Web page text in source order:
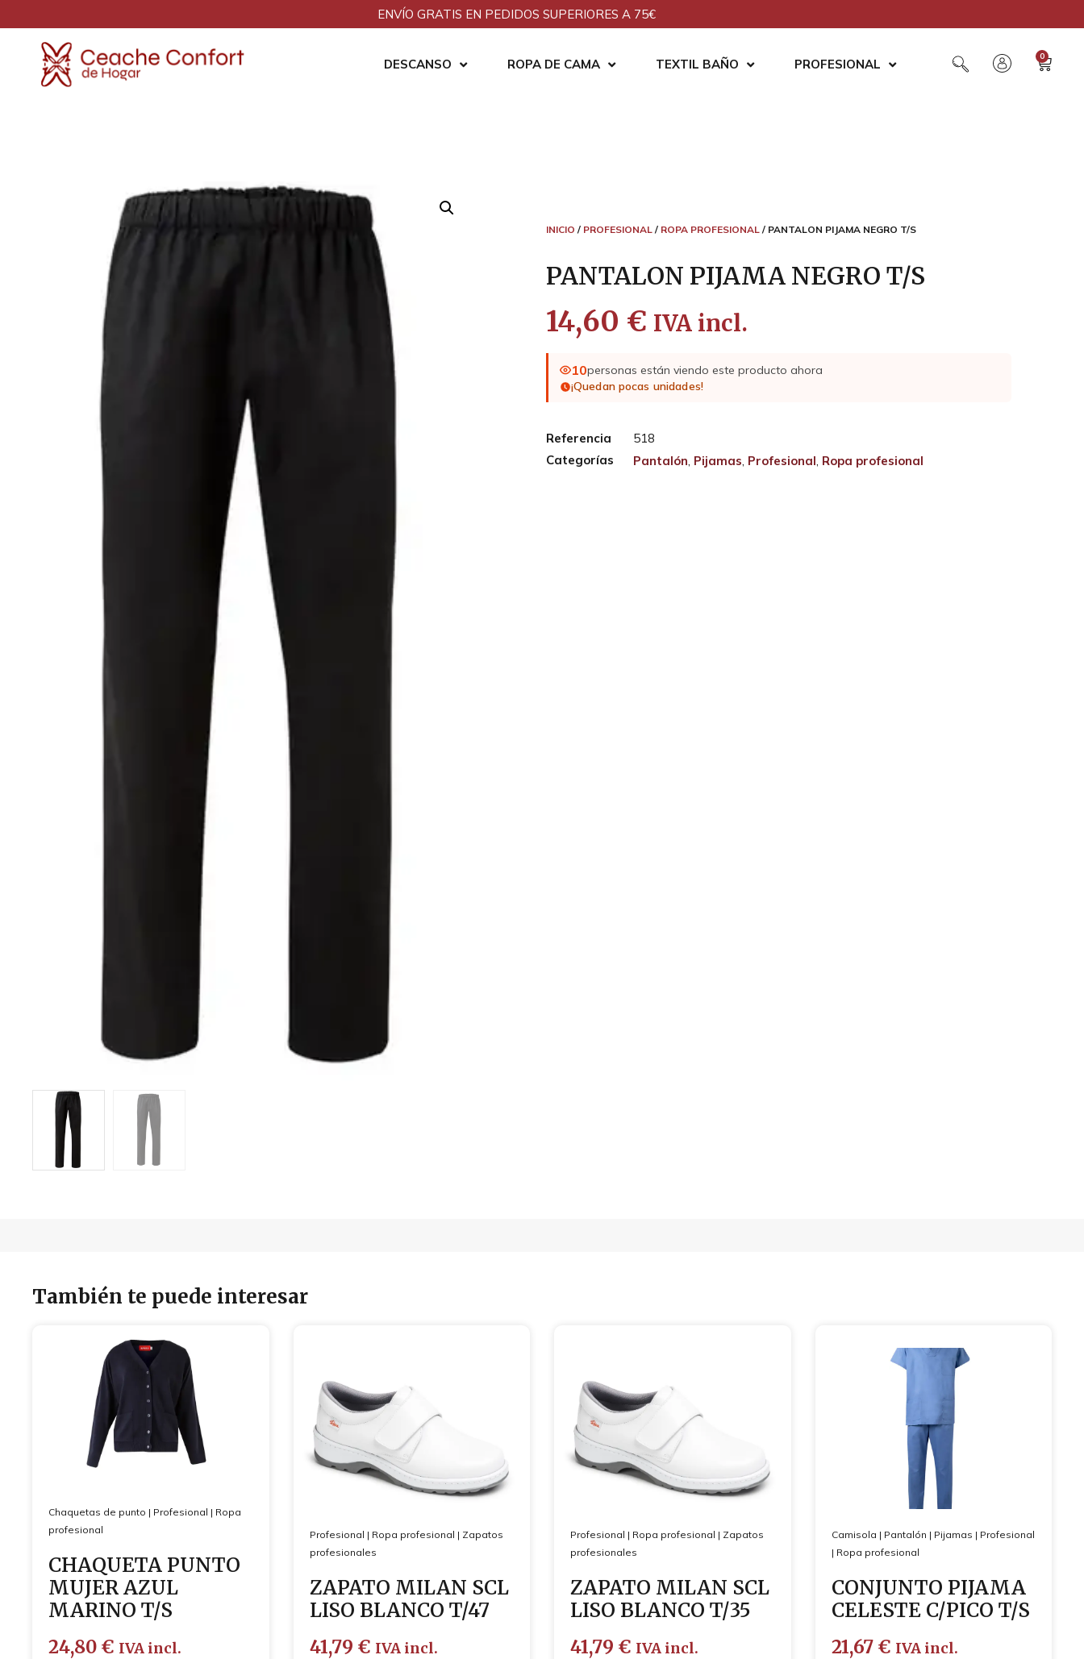
ENVÍO GRATIS EN PEDIDOS SUPERIORES A 75€
DESCANSO ROPA DE CAMA TEXTIL BAÑO PROFESIONAL
0
INICIO / PROFESIONAL/ ROPA PROFESIONAL/ PANTALON PIJAMA NEGRO T/S
PANTALON PIJAMA NEGRO T/S
14,60 € IVA incl.
10personas están viendo este producto ahora
¡Quedan pocas unidades!
Referencia
518
Categorías
Pantalón, Pijamas, Profesional, Ropa profesional
También te puede interesar
Chaquetas de punto | Profesional | Ropa
profesional
CHAQUETA PUNTO
MUJER AZUL
MARINO T/S
24,80 € IVA incl.
Profesional | Ropa profesional | Zapatos
profesionales
ZAPATO MILAN SCL
LISO BLANCO T/47
41,79 € IVA incl.
Profesional | Ropa profesional | Zapatos
profesionales
ZAPATO MILAN SCL
LISO BLANCO T/35
41,79 € IVA incl.
Camisola | Pantalón | Pijamas | Profesional
| Ropa profesional
CONJUNTO PIJAMA
CELESTE C/PICO T/S
21,67 € IVA incl.